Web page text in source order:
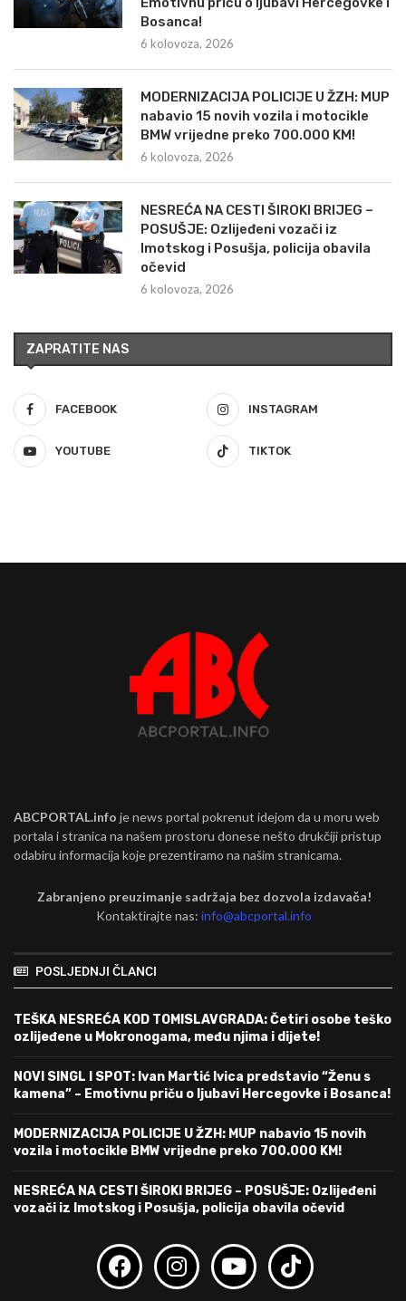
Bosanca!
6 kolovoza, 2026
MODERNIZACIJA POLICIJE U ŽZH: MUP
nabavio 15 novih vozila i motocikle
BMW vrijedne preko 700.000 KM!
6 kolovoza, 2026
NESREĆA NA CESTI ŠIROKI BRIJEG –
POSUŠJE: Ozlijeđeni vozači iz
Imotskog i Posušja, policija obavila
očevid
6 kolovoza, 2026
ZAPRATITE NAS
FACEBOOK INSTAGRAM
YOUTUBE TIKTOK
ABCPORTAL.info je news portal pokrenut idejom da u moru web
portala i stranica na našem prostoru donese nešto drukčiji pristup
odabiru informacija koje prezentiramo na našim stranicama.
Zabranjeno preuzimanje sadržaja bez dozvola izdavača!
Kontaktirajte nas:info@abcportal.info
POSLJEDNJI ČLANCI
TEŠKA NESREĆA KOD TOMISLAVGRADA: Četiri osobe teško
ozlijeđene u Mokronogama, među njima i dijete!
NOVI SINGL I SPOT: Ivan Martić Ivica predstavio “Ženu s
kamena” – Emotivnu priču o ljubavi Hercegovke i Bosanca!
MODERNIZACIJA POLICIJE U ŽZH: MUP nabavio 15 novih
vozila i motocikle BMW vrijedne preko 700.000 KM!
NESREĆA NA CESTI ŠIROKI BRIJEG – POSUŠJE: Ozlijeđeni
vozači iz Imotskog i Posušja, policija obavila očevid